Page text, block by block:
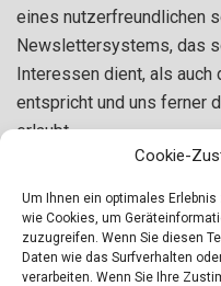
Cookie-
Um Ihnen ein optimales
wie Cookies, um
zuzugreifen. Wenn Sie diesen
Daten wie das Surfverhalten
verarbeiten. Wenn Sie Ihre
eines nutzerfreundlichen
Newslettersystems, das
Interessen dient, als auch
entspricht und uns ferner
erlaubt.
Kündigung/Widerruf –
Newsletters jederzeit
widerrufen. Einen Link